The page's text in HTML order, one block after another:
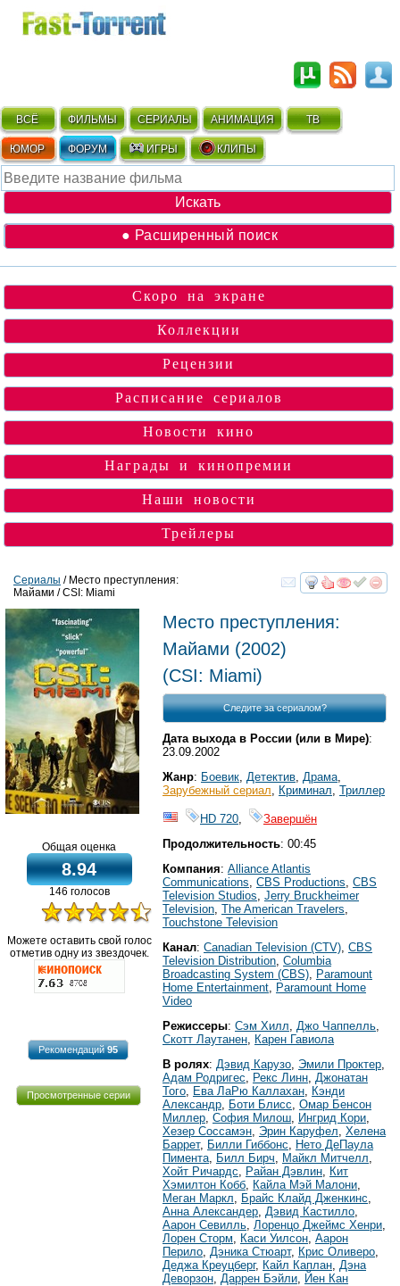
ВСЁ ФИЛЬМЫ СЕРИАЛЫ АНИМАЦИЯ ТВ
ЮМОР ФОРУМ ИГРЫ КЛИПЫ
● Расширенный поиск
Скоро на экране
Коллекции
Рецензии
Расписание сериалов
Новости кино
Награды и кинопремии
Наши новости
Трейлеры
смотреть
Сериалы / Место преступления:
Майами / CSI: Miami
Общая оценка
8.94
146 голосов
Можете оставить свой голос
отметив одну из звездочек.
Рекомендаций95
Просмотренные серии
Место преступления:
Майами (2002)
(CSI: Miami)
Следите за сериалом?
Дата выхода в России (или в Мире):
23.09.2002
Жанр: Боевик Детектив Драма
Зарубежный сериал
Криминал Триллер
HD 720
Завершён
Продолжительность: 00:45
Компания: Alliance Atlantis
Communications CBS Productions CBS
Television Studios Jerry Bruckheimer
Television The American Travelers
Touchstone Television
Канал: Canadian Television (CTV) CBS
Television Distribution Columbia
Broadcasting System (CBS) Paramount
Home Entertainment Paramount Home
Video
Режиссеры: Сэм Хилл Джо Чаппелль
Скотт Лаутанен Карен Гавиола
В ролях: Дэвид Карузо Эмили Проктер
Адам Родригес
Рекс Линн Джонатан
Того Ева ЛаРю Каллахан Кэнди
Александр Боти Блисс Омар Бенсон
Миллер София Милош Ингрид Кори
Хезер Соссамэн Эрин Каруфел Хелена
Баррет, Билли Гиббонс
Нето ДеПаула
Пимента Билл Бирч Майкл Митчелл
Хойт Ричардс
Райан Дэвлин Кит
Хэмилтон Кобб Кайла Мэй Малони
Меган Маркл
Брайс Клайд Дженкинс
Анна Александер Дэвид Кастилло
Аарон Севилль Лоренцо Джеймс Хенри
Лорен Сторм
Каси Уилсон Аарон
Перило Дэника Стюарт, Крис Оливеро
Деджа Креуцберг, Кайл Каплан Дэна
Деворзон Даррен Бэйли Йен Кан